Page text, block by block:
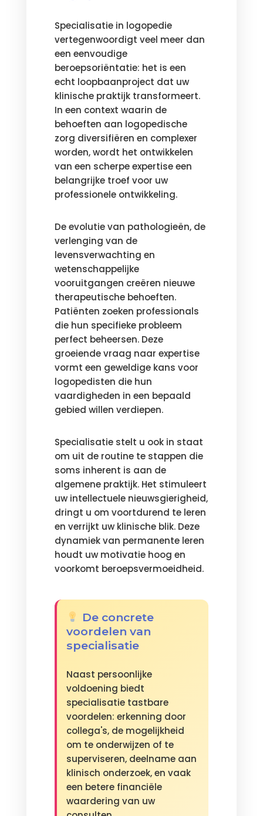
Specialisatie in logopedie
vertegenwoordigt veel meer dan
een eenvoudige
beroepsoriëntatie: het is een
echt loopbaanproject dat uw
klinische praktijk transformeert.
In een context waarin de
behoeften aan logopedische
zorg diversifiëren en complexer
worden, wordt het ontwikkelen
van een scherpe expertise een
belangrijke troef voor uw
professionele ontwikkeling.
De evolutie van pathologieën, de
verlenging van de
levensverwachting en
wetenschappelijke
vooruitgangen creëren nieuwe
therapeutische behoeften.
Patiënten zoeken professionals
die hun specifieke probleem
perfect beheersen. Deze
groeiende vraag naar expertise
vormt een geweldige kans voor
logopedisten die hun
vaardigheden in een bepaald
gebied willen verdiepen.
Specialisatie stelt u ook in staat
om uit de routine te stappen die
soms inherent is aan de
algemene praktijk. Het stimuleert
uw intellectuele nieuwsgierigheid,
dringt u om voortdurend te leren
en verrijkt uw klinische blik. Deze
dynamiek van permanente leren
houdt uw motivatie hoog en
voorkomt beroepsvermoeidheid.
De concrete
voordelen van
specialisatie
Naast persoonlijke
voldoening biedt
specialisatie tastbare
voordelen: erkenning door
collega's, de mogelijkheid
om te onderwijzen of te
superviseren, deelname aan
klinisch onderzoek, en vaak
een betere financiële
waardering van uw